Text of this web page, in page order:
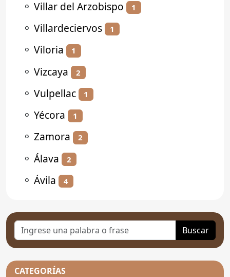
⚬ Villar del Arzobispo 1
⚬ Villardeciervos 1
⚬ Viloria 1
⚬ Vizcaya 2
⚬ Vulpellac 1
⚬ Yécora 1
⚬ Zamora 2
⚬ Álava 2
⚬ Ávila 4
Buscar
CATEGORÍAS